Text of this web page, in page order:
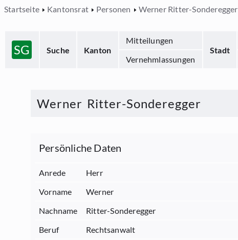
Startseite Kantonsrat Personen Werner Ritter-Sonderegger
SG Suche Kanton
Mitteilungen
Stadt
Vernehmlassungen
Werner Ritter-Sonderegger
Persönliche Daten
Anrede
Herr
Vorname
Werner
Nachname
Ritter-Sonderegger
Beruf
Rechtsanwalt